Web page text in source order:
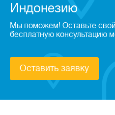
Индонезию
Мы поможем! Оставьте
бесплатную консультацию
Оставить заявку